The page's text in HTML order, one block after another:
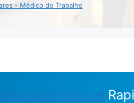
- Médico do Trabalho
Admissional